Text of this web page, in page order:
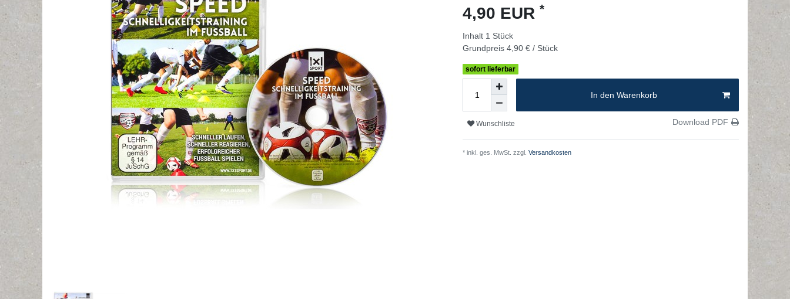
4,90 EUR *
Inhalt 1 Stück
Grundpreis 4,90 € / Stück
sofort lieferbar
In den Warenkorb
Wunschliste Download PDF
* inkl. ges. MwSt. zzgl. Versandkosten